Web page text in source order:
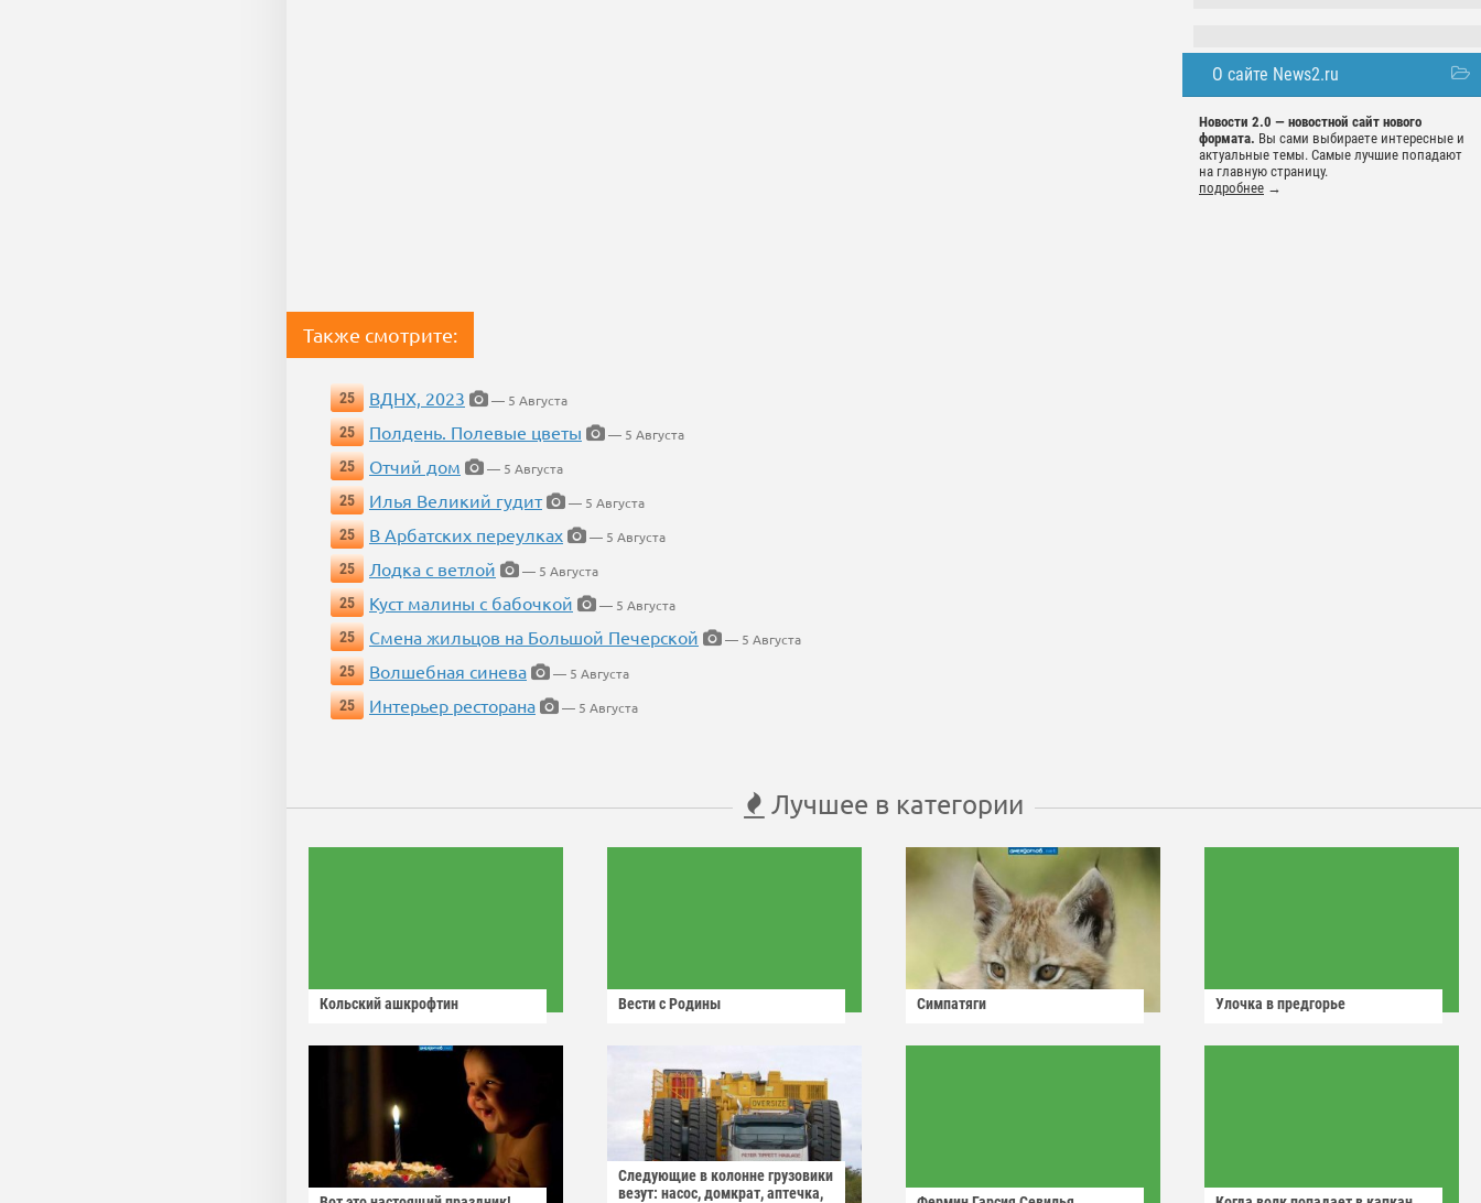
О сайте News2.ru
Новости 2.0 — новостной сайт нового
формата. Вы сами выбираете интересные и
актуальные темы. Самые лучшие попадают
на главную страницу.
подробнее →
Также смотрите:
25 ВДНХ, 2023
— 5 Августа
25
Полдень. Полевые цветы
— 5 Августа
25
Отчий дом
— 5 Августа
25
Илья Великий гудит
— 5 Августа
25
В Арбатских переулках
— 5 Августа
25
Лодка с ветлой
— 5 Августа
25
Куст малины с бабочкой
— 5 Августа
25
Смена жильцов на Большой Печерской
— 5 Августа
25
Волшебная синева
— 5 Августа
25
Интерьер ресторана — 5 Августа
Лучшее в категории
Кольский ашкрофтин Вести с Родины Симпатяги Улочка в предгорье
Следующие в колонне грузовики
везут: насос, домкрат, аптечка,